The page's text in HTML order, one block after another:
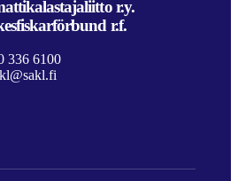
r.y.
r.f.
336 6100